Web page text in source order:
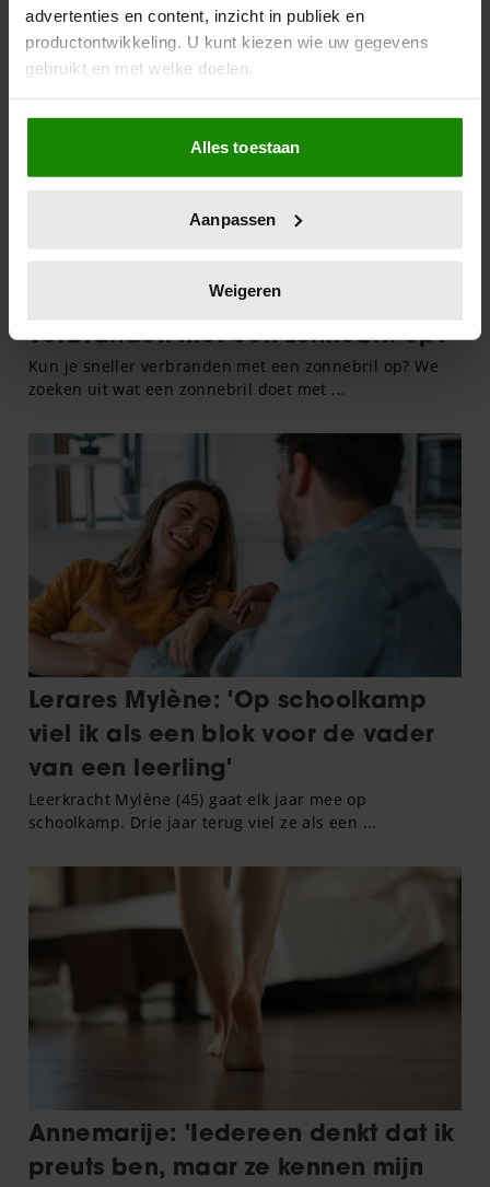
advertenties en content, inzicht in publiek en
productontwikkeling. U kunt kiezen wie uw gegevens
gebruikt en met welke doelen.
Als u het toestaat, willen we ook graag:
Informatie verzamelen over uw geografische
locatie, die tot een paar meter nauwkeurig kan zijn
scannen op specifieke eigenschappen (fingerprinting)
verwerkt en stel uw voorkeuren in het
intrekken in de Cookieverklaring.
We gebruiken cookies om content en advertenties te
en om ons websiteverkeer te analyseren. Ook delen we
informatie over uw gebruik van onze site met onze
partners voor social media, adverteren en analyse. Deze
partners kunnen deze gegevens combineren met andere
informatie die u aan ze heeft verstrekt of die ze hebben
verzameld op basis van uw gebruik van hun services. U
gaat akkoord met onze cookies als u onze website blijft
gebruiken.
Alles toestaan
Aanpassen
Weigeren